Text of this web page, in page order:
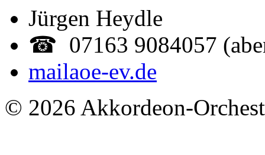
Jürgen Heydle
☎ 07163 9084057
mailaoe-ev.de
© 2026 Akkordeon-